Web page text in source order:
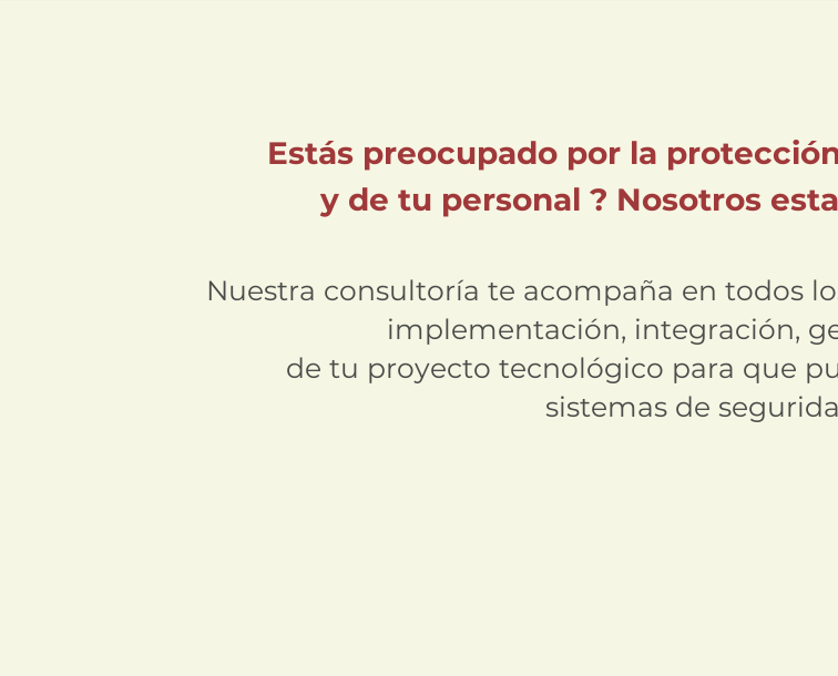
Estás preocupado por la
y de tu personal ? Nosotros
Nuestra consultoría te acompaña en todos
implementación, integración,
de tu proyecto tecnológico para que
sistemas de